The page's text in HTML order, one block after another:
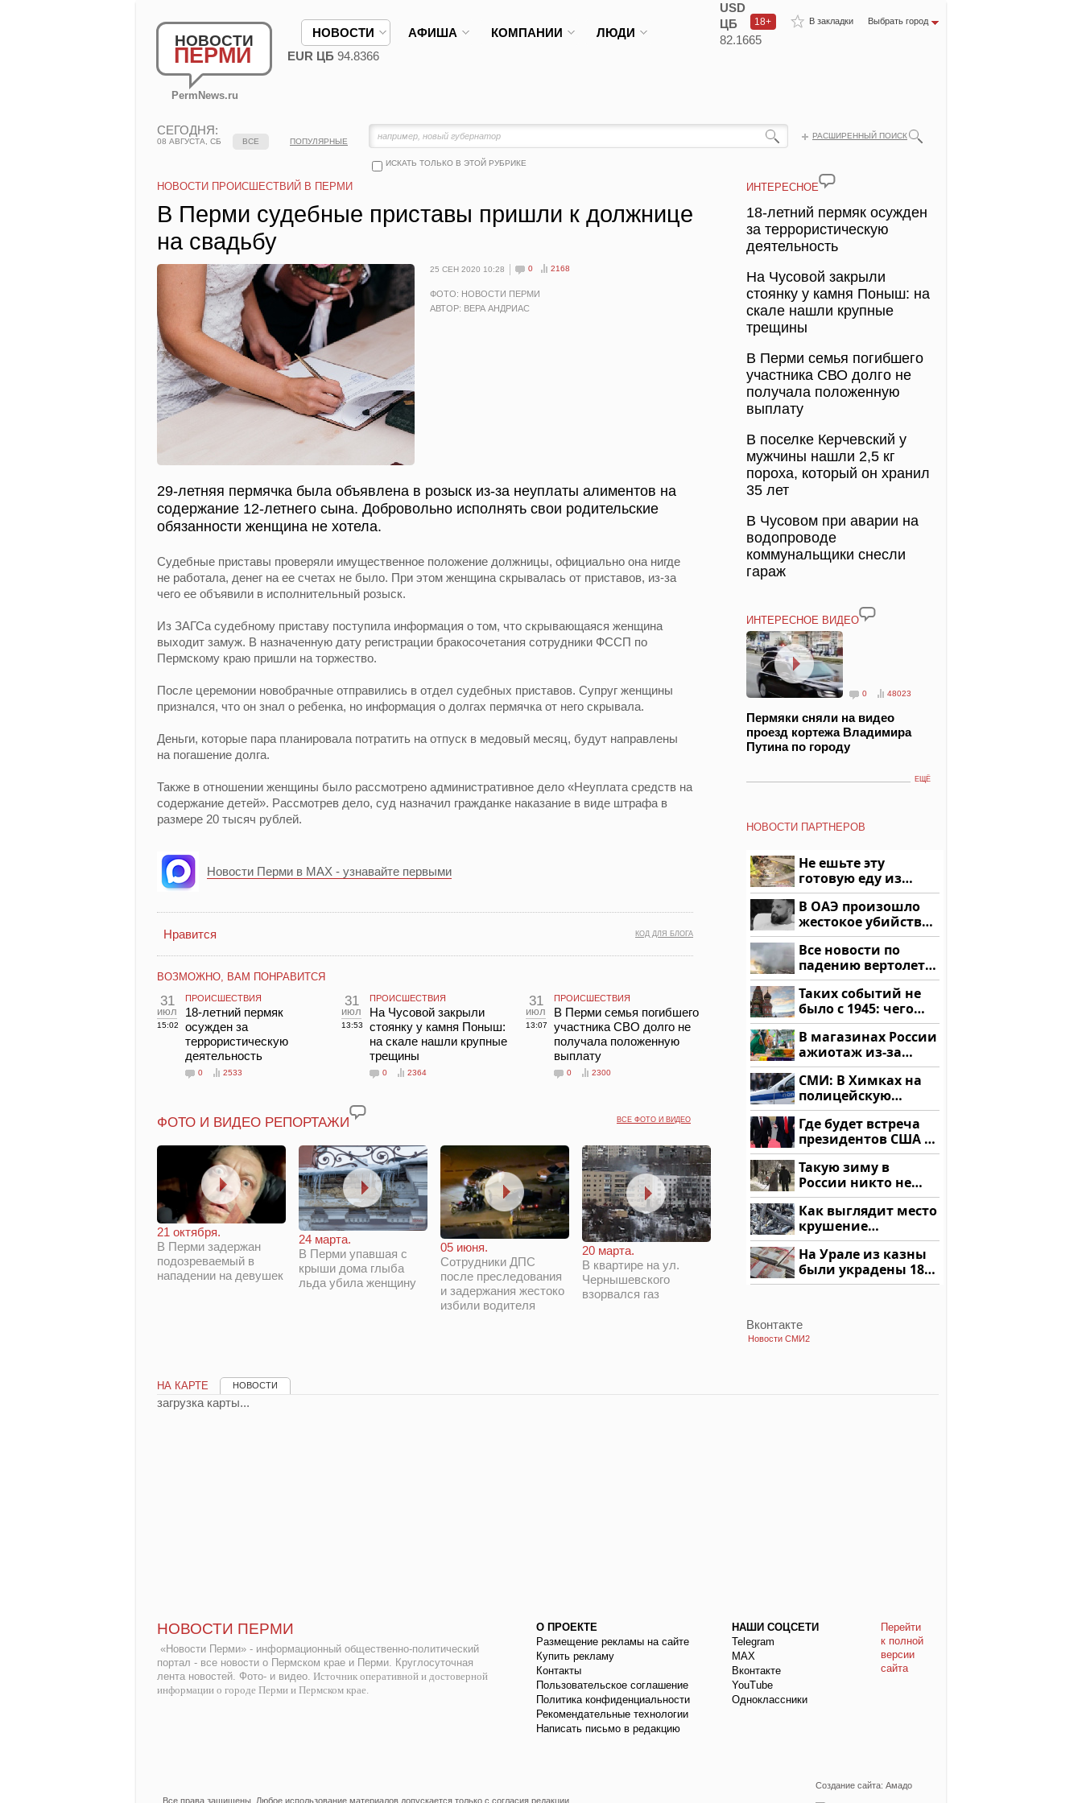
НОВОСТИ
ПЕРМИ
PermNews.ru
В закладки Выбрать город
18+
НОВОСТИ АФИША КОМПАНИИ ЛЮДИ
USD
ЦБ
82.1665
EUR ЦБ 94.8366
СЕГОДНЯ:
08 АВГУСТА, СБ
РАСШИРЕННЫЙ ПОИСК
ИСКАТЬ ТОЛЬКО В ЭТОЙ РУБРИКЕ
ВСЕ ПОПУЛЯРНЫЕ
НОВОСТИ ПРОИСШЕСТВИЙ В ПЕРМИ
В Перми судебные приставы пришли к должнице
на свадьбу
25 СЕН 2020 10:28 0 2168
ФОТО: НОВОСТИ ПЕРМИ
АВТОР: ВЕРА АНДРИАС
29-летняя пермячка была объявлена в розыск из-за неуплаты алиментов на
содержание 12-летнего сына. Добровольно исполнять свои родительские
обязанности женщина не хотела.
Судебные приставы проверяли имущественное положение должницы, официально она нигде
не работала, денег на ее счетах не было. При этом женщина скрывалась от приставов, из-за
чего ее объявили в исполнительный розыск.
Из ЗАГСа судебному приставу поступила информация о том, что скрывающаяся женщина
выходит замуж. В назначенную дату регистрации бракосочетания сотрудники ФССП по
Пермскому краю пришли на торжество.
После церемонии новобрачные отправились в отдел судебных приставов. Супруг женщины
признался, что он знал о ребенка, но информация о долгах пермячка от него скрывала.
Деньги, которые пара планировала потратить на отпуск в медовый месяц, будут направлены
на погашение долга.
Также в отношении женщины было рассмотрено административное дело «Неуплата средств на
содержание детей». Рассмотрев дело, суд назначил гражданке наказание в виде штрафа в
размере 20 тысяч рублей.
Новости Перми в MAX - узнавайте первыми
КОД ДЛЯ БЛОГА
Нравится
ВОЗМОЖНО, ВАМ ПОНРАВИТСЯ
31
июл
15:02
ПРОИСШЕСТВИЯ
18-летний пермяк
осужден за
террористическую
деятельность
0 2533
31
июл
13:53
ПРОИСШЕСТВИЯ
На Чусовой закрыли
стоянку у камня Поныш:
на скале нашли крупные
трещины
0 2364
31
июл
13:07
ПРОИСШЕСТВИЯ
В Перми семья погибшего
участника СВО долго не
получала положенную
выплату
0 2300
ВСЕ ФОТО И ВИДЕО
ФОТО И ВИДЕО РЕПОРТАЖИ
21 октября.
В Перми задержан
подозреваемый в
нападении на девушек
24 марта.
В Перми упавшая с
крыши дома глыба
льда убила женщину
05 июня.
Сотрудники ДПС
после преследования
и задержания жестоко
избили водителя
20 марта.
В квартире на ул.
Чернышевского
взорвался газ
ИНТЕРЕСНОЕ
18-летний пермяк осужден
за террористическую
деятельность
На Чусовой закрыли
стоянку у камня Поныш: на
скале нашли крупные
трещины
В Перми семья погибшего
участника СВО долго не
получала положенную
выплату
В поселке Керчевский у
мужчины нашли 2,5 кг
пороха, который он хранил
35 лет
В Чусовом при аварии на
водопроводе
коммунальщики снесли
гараж
ИНТЕРЕСНОЕ ВИДЕО
0 48023
Пермяки сняли на видео
проезд кортежа Владимира
Путина по городу
ЕЩЁ
НОВОСТИ ПАРТНЕРОВ
Не ешьте эту
готовую еду из
магазина: список
В ОАЭ произошло
жестокое убийство
криптомиллионера
Все новости по
падению вертолета
на Кавказе: читать
здесь
Таких событий не
было с 1945: чего
ждать всем нам?
В магазинах России
ажиотаж из-за
этого продукта: что
купить?
СМИ: В Химках на
полицейскую
машину напали и
подожгли.
Где будет встреча
президентов США и
России: Европа?
Такую зиму в
России никто не
ждал: как так?!
Как выглядит место
крушение
вертолета на
Кавказе: смотреть
На Урале из казны
были украдены 18
миллионов рублей
Вконтакте
Новости СМИ2
НА КАРТЕ НОВОСТИ
загрузка карты...
НОВОСТИ ПЕРМИ
«Новости Перми» - информационный общественно-политический
портал - все новости о Пермском крае и Перми. Круглосуточная
лента новостей. Фото- и видео. Источник оперативной и достоверной
информации о городе Перми и Пермском крае.
О ПРОЕКТЕ
Размещение рекламы на сайте
Купить рекламу
Контакты
Пользовательское соглашение
Политика конфиденциальности
Рекомендательные технологии
Написать письмо в редакцию
НАШИ СОЦСЕТИ
Telegram
МАХ
Вконтакте
YouTube
Одноклассники
Перейти
к полной
версии
сайта
Создание сайта: Амадо
Все права защищены. Любое использование материалов допускается только с согласия редакции.